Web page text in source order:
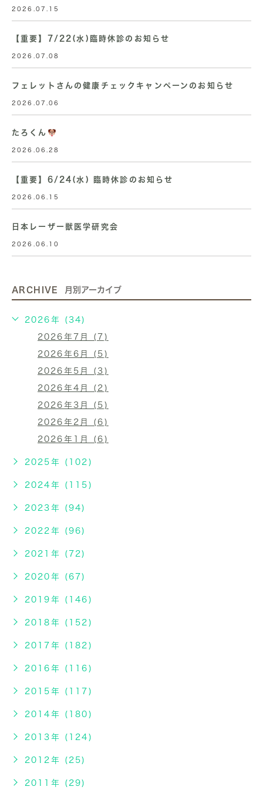
2026.07.15
【重要】7/22(水)臨時休診のお知らせ
2026.07.08
フェレットさんの健康チェックキャンペーンのお知らせ
2026.07.06
たろくん
2026.06.28
【重要】6/24(水) 臨時休診のお知らせ
2026.06.15
日本レーザー獣医学研究会
2026.06.10
ARCHIVE 月別アーカイブ
2026年 (34)
2026年7月 (7)
2026年6月 (5)
2026年5月 (3)
2026年4月 (2)
2026年3月 (5)
2026年2月 (6)
2026年1月 (6)
2025年 (102)
2024年 (115)
2023年 (94)
2022年 (96)
2021年 (72)
2020年 (67)
2019年 (146)
2018年 (152)
2017年 (182)
2016年 (116)
2015年 (117)
2014年 (180)
2013年 (124)
2012年 (25)
2011年 (29)